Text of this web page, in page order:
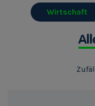
Wirtschaft